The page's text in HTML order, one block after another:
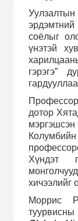
эрдэмтний
соёлыг
үнэтэй
гэрэгэ”
дотор
Хүндэт
хичээлийг
Моррис